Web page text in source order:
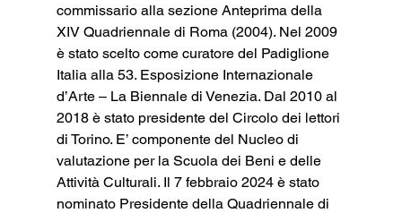
commissario alla sezione Anteprima della
XIV Quadriennale di Roma (2004). Nel 2009
è stato scelto come curatore del Padiglione
Italia alla 53. Esposizione Internazionale
d’Arte – La Biennale di Venezia. Dal 2010 al
2018 è stato presidente del Circolo dei lettori
di Torino. E’ componente del Nucleo di
valutazione per la Scuola dei Beni e delle
Attività Culturali. Il 7 febbraio 2024 è stato
nominato Presidente della Quadriennale di